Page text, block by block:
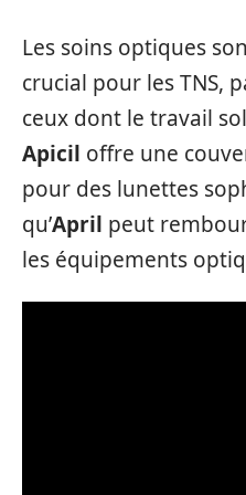
Les soins optiques
crucial pour les TNS,
ceux dont le travail
Apicil offre une
pour des lunettes
qu’April peut
les équipements